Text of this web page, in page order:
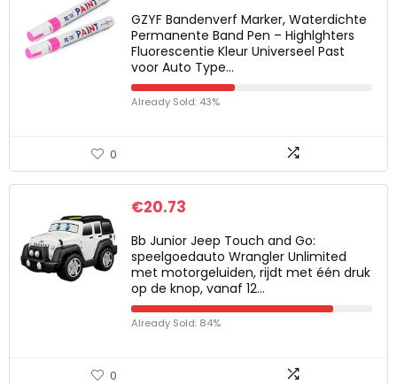
GZYF Bandenverf Marker, Waterdichte
Permanente Band Pen – Highlghters
Fluorescentie Kleur Universeel Past
voor Auto Type…
Already Sold: 43%
0
€20.73
Bb Junior Jeep Touch and Go:
speelgoedauto Wrangler Unlimited
met motorgeluiden, rijdt met één druk
op de knop, vanaf 12…
Already Sold: 84%
0